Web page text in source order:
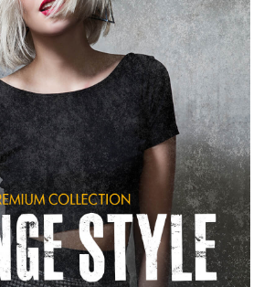
Free download